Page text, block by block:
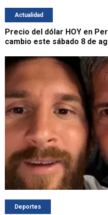
Actualidad
Precio del dólar HOY en
cambio este sábado 8 de
Deportes